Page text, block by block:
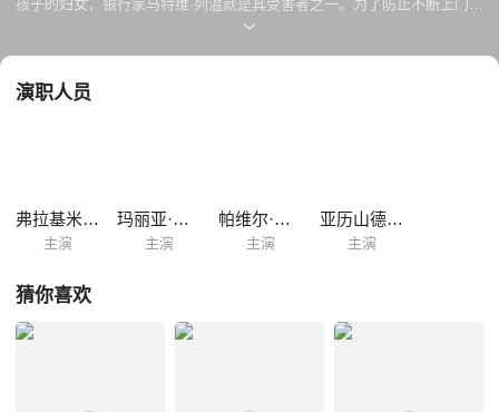
孩子的妇女，银行家马特维·列温就是其受害者之一。为了防止不断上门认
父的“私生子”继承财产，马特维将自己的财产都转移到合伙人名下。某日
自己的银行。这时他想起了那些之前他不承认的孩子...
演职人员
弗拉基米尔·马什科夫
主演
玛丽亚·米罗诺娃
主演
帕维尔·塔巴科夫
主演
亚历山德拉·伯蒂奇
主演
猜你喜欢